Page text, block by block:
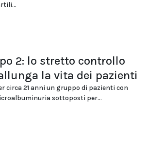
2: lo stretto controllo
la vita dei pazienti
circa 21 anni un gruppo di pazienti con
sottoposti per...